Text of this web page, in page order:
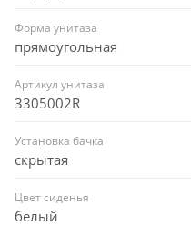
Форма унитаза
прямоугольная
Артикул унитаза
3305002R
Установка бачка
скрытая
Цвет сиденья
белый